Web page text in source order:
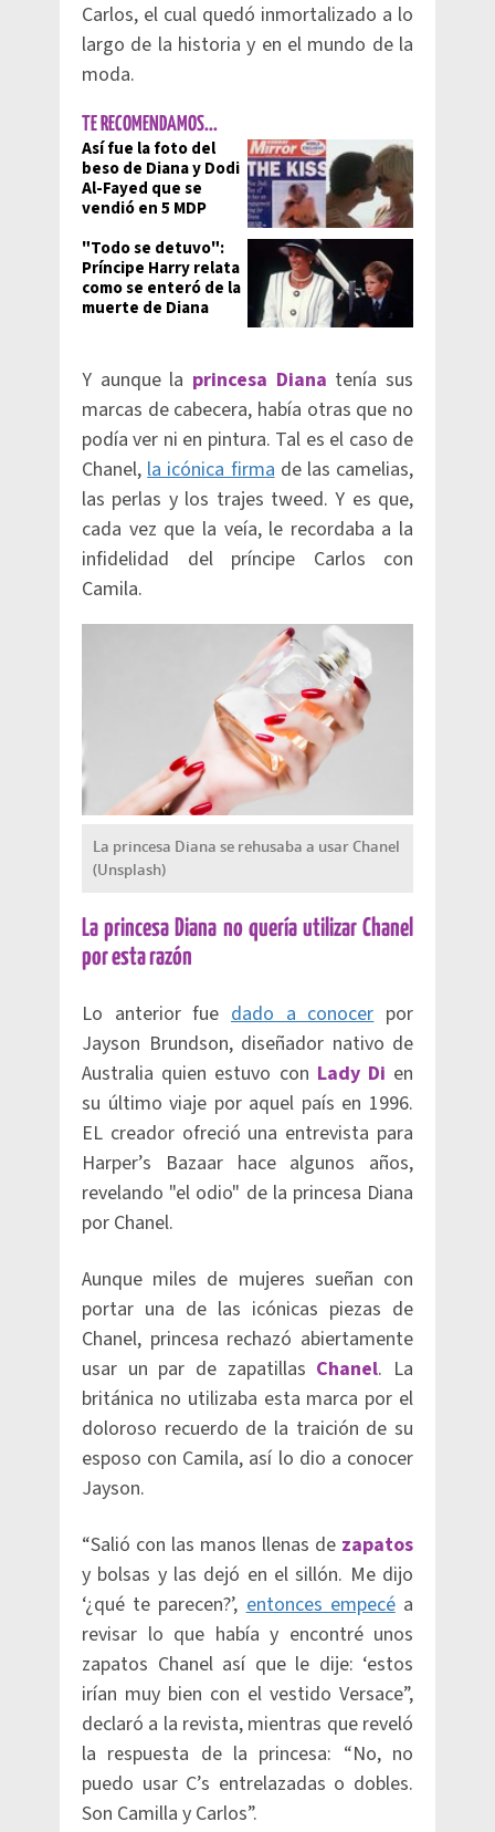
Carlos, el cual quedó inmortalizado a lo
largo de la historia y en el mundo de la
moda.
TE RECOMENDAMOS...
Así fue la foto del
beso de Diana y Dodi
Al-Fayed que se
vendió en 5 MDP
"Todo se detuvo":
Príncipe Harry relata
como se enteró de la
muerte de Diana
Y aunque la princesa Diana tenía sus
marcas de cabecera, había otras que no
podía ver ni en pintura. Tal es el caso de
Chanel,la icónica firmade las camelias,
las perlas y los trajes tweed. Y es que,
cada vez que la veía, le recordaba a la
infidelidad del príncipe Carlos con
Camila.
La princesa Diana se rehusaba a usar Chanel
(Unsplash)
La princesa Diana no quería utilizar Chanel
por esta razón
Lo anterior fue dado a conocerpor
Jayson Brundson, diseñador nativo de
Australia quien estuvo con Lady Di en
su último viaje por aquel país en 1996.
EL creador ofreció una entrevista para
Harper’s Bazaar hace algunos años,
revelando "el odio" de la princesa Diana
por Chanel.
Aunque miles de mujeres sueñan con
portar una de las icónicas piezas de
Chanel, princesa rechazó abiertamente
usar un par de zapatillas Chanel. La
británica no utilizaba esta marca por el
doloroso recuerdo de la traición de su
esposo con Camila, así lo dio a conocer
Jayson.
“Salió con las manos llenas de zapatos
y bolsas y las dejó en el sillón. Me dijo
‘¿qué te parecen?’,entonces empecéa
revisar lo que había y encontré unos
zapatos Chanel así que le dije: ‘estos
irían muy bien con el vestido Versace”,
declaró a la revista, mientras que reveló
la respuesta de la princesa: “No, no
puedo usar C’s entrelazadas o dobles.
Son Camilla y Carlos”.